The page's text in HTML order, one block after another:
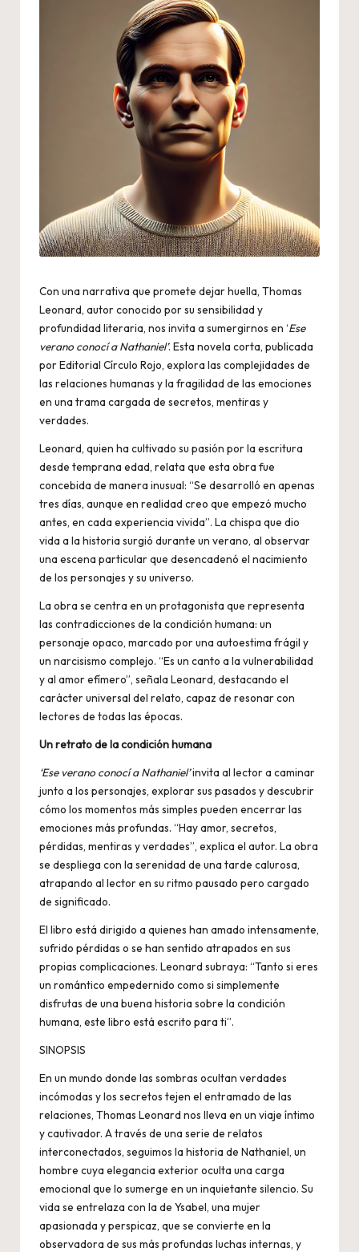
Con una narrativa que promete dejar huella, Thomas
Leonard, autor conocido por su sensibilidad y
profundidad literaria, nos invita a sumergirnos en ‘Ese
verano conocí a Nathaniel’. Esta novela corta, publicada
por Editorial Círculo Rojo, explora las complejidades de
las relaciones humanas y la fragilidad de las emociones
en una trama cargada de secretos, mentiras y
verdades.
Leonard, quien ha cultivado su pasión por la escritura
desde temprana edad, relata que esta obra fue
concebida de manera inusual: “Se desarrolló en apenas
tres días, aunque en realidad creo que empezó mucho
antes, en cada experiencia vivida”. La chispa que dio
vida a la historia surgió durante un verano, al observar
una escena particular que desencadenó el nacimiento
de los personajes y su universo.
La obra se centra en un protagonista que representa
las contradicciones de la condición humana: un
personaje opaco, marcado por una autoestima frágil y
un narcisismo complejo. “Es un canto a la vulnerabilidad
y al amor efímero”, señala Leonard, destacando el
carácter universal del relato, capaz de resonar con
lectores de todas las épocas.
Un retrato de la condición humana
‘Ese verano conocí a Nathaniel’invita al lector a caminar
junto a los personajes, explorar sus pasados y descubrir
cómo los momentos más simples pueden encerrar las
emociones más profundas. “Hay amor, secretos,
pérdidas, mentiras y verdades”, explica el autor. La obra
se despliega con la serenidad de una tarde calurosa,
atrapando al lector en su ritmo pausado pero cargado
de significado.
El libro está dirigido a quienes han amado intensamente,
sufrido pérdidas o se han sentido atrapados en sus
propias complicaciones. Leonard subraya: “Tanto si eres
un romántico empedernido como si simplemente
disfrutas de una buena historia sobre la condición
humana, este libro está escrito para ti”.
SINOPSIS
En un mundo donde las sombras ocultan verdades
incómodas y los secretos tejen el entramado de las
relaciones, Thomas Leonard nos lleva en un viaje íntimo
y cautivador. A través de una serie de relatos
interconectados, seguimos la historia de Nathaniel, un
hombre cuya elegancia exterior oculta una carga
emocional que lo sumerge en un inquietante silencio. Su
vida se entrelaza con la de Ysabel, una mujer
apasionada y perspicaz, que se convierte en la
observadora de sus más profundas luchas internas, y